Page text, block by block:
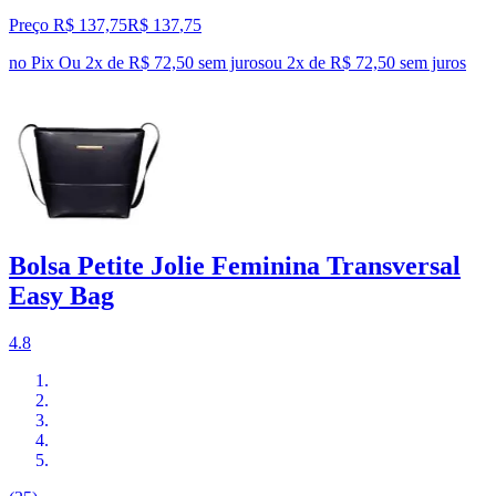
Preço R$ 137,75R$ 137,75
no Pix Ou 2x de R$ 72,50 sem jurosou 2x de R$ 72,50 sem juros
Bolsa Petite Jolie Feminina Transversal
Easy Bag
4.8